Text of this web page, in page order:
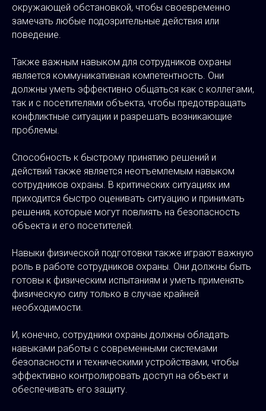
окружающей обстановкой, чтобы своевременно
замечать любые подозрительные действия или
поведение.
Также важным навыком для сотрудников охраны
является коммуникативная компетентность. Они
должны уметь эффективно общаться как с коллегами,
так и с посетителями объекта, чтобы предотвращать
конфликтные ситуации и разрешать возникающие
проблемы.
Способность к быстрому принятию решений и
действий также является неотъемлемым навыком
сотрудников охраны. В критических ситуациях им
приходится быстро оценивать ситуацию и принимать
решения, которые могут повлиять на безопасность
объекта и его посетителей.
Навыки физической подготовки также играют важную
роль в работе сотрудников охраны. Они должны быть
готовы к физическим испытаниям и уметь применять
физическую силу только в случае крайней
необходимости.
И, конечно, сотрудники охраны должны обладать
навыками работы с современными системами
безопасности и техническими устройствами, чтобы
эффективно контролировать доступ на объект и
обеспечивать его защиту.